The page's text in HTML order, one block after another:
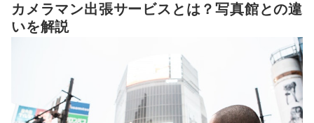
プリンターがあれば自宅で現像できて便利
カメラマン出張サービスとは？写真館との違
いを解説